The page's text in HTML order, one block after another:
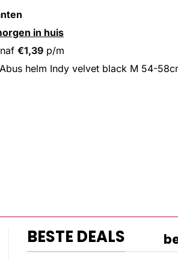
in huis
€1,39 p/m
helm Indy velvet black M 54-
BESTE DEALS